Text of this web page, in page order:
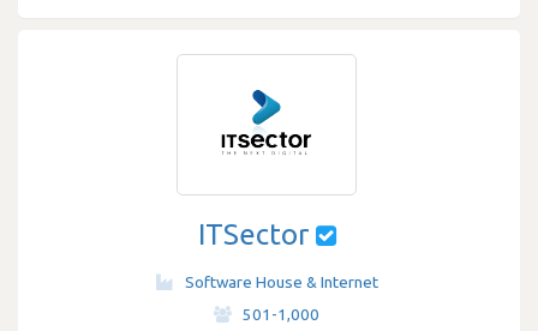
ITSector
Software House & Internet
501-1,000